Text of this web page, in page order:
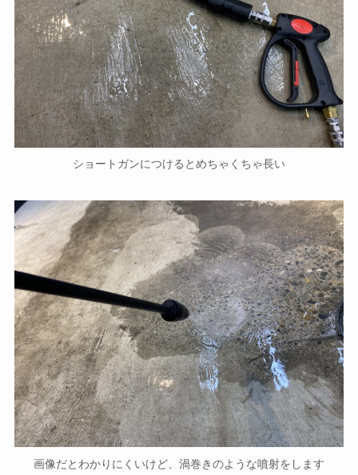
ショートガンにつけるとめちゃくちゃ長い
画像だとわかりにくいけど、渦巻きのような噴射をします